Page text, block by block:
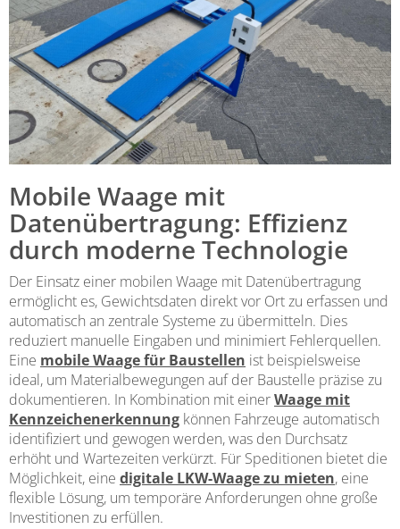
Mobile Waage mit
Datenübertragung: Effizienz
durch moderne Technologie
Der Einsatz einer mobilen Waage mit Datenübertragung
ermöglicht es, Gewichtsdaten direkt vor Ort zu erfassen und
automatisch an zentrale Systeme zu übermitteln. Dies
reduziert manuelle Eingaben und minimiert Fehlerquellen.
Eine mobile Waage für Baustellen ist beispielsweise
ideal, um Materialbewegungen auf der Baustelle präzise zu
dokumentieren. In Kombination mit einerWaage mit
Kennzeichenerkennung können Fahrzeuge automatisch
identifiziert und gewogen werden, was den Durchsatz
erhöht und Wartezeiten verkürzt. Für Speditionen bietet die
Möglichkeit, eine digitale LKW-Waage zu mieten, eine
flexible Lösung, um temporäre Anforderungen ohne große
Investitionen zu erfüllen.